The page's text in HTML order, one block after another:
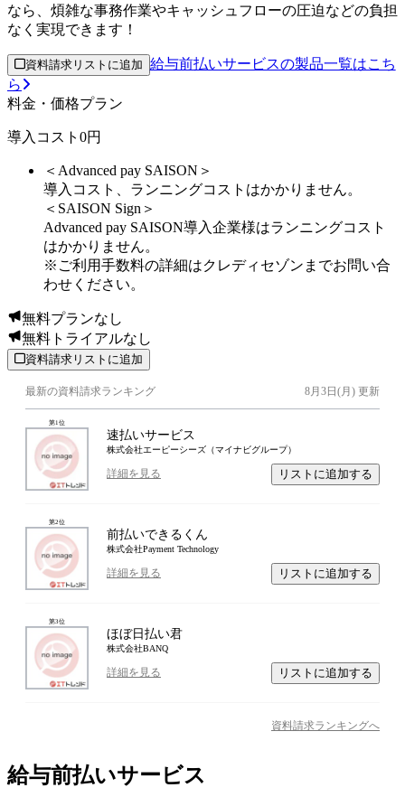
なら、煩雑な事務作業やキャッシュフローの圧迫などの負担
なく実現できます！
資料請求リストに追加 給与前払いサービスの製品一覧はこち
ら
料金・価格プラン
導入コスト0円
＜Advanced pay SAISON＞
導入コスト、ランニングコストはかかりません。
＜SAISON Sign＞
Advanced pay SAISON導入企業様はランニングコスト
はかかりません。
※ご利用手数料の詳細はクレディセゾンまでお問い合
わせください。
無料プランなし
無料トライアルなし
資料請求リストに追加
最新の資料請求ランキング 8月3日(月) 更新
第1位
速払いサービス
株式会社エーピーシーズ（マイナビグループ）
詳細を見る リストに追加する
第2位
前払いできるくん
株式会社Payment Technology
詳細を見る リストに追加する
第3位
ほぼ日払い君
株式会社BANQ
詳細を見る リストに追加する
資料請求ランキングへ
給与前払いサービス